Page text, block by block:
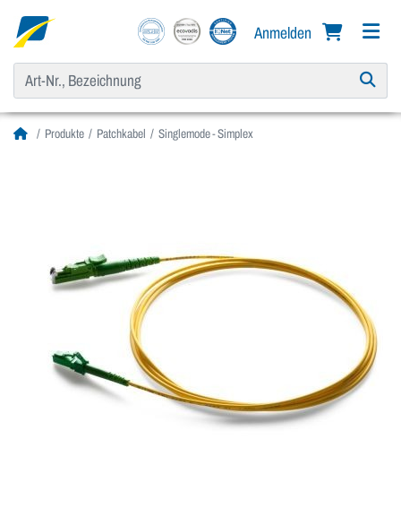
Anmelden
Produkte Patchkabel Singlemode - Simplex